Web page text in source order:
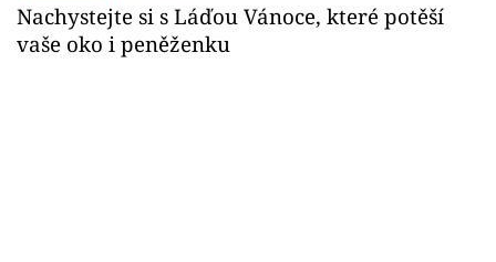
Nachystejte si s Láďou Vánoce, které potěší
vaše oko i peněženku